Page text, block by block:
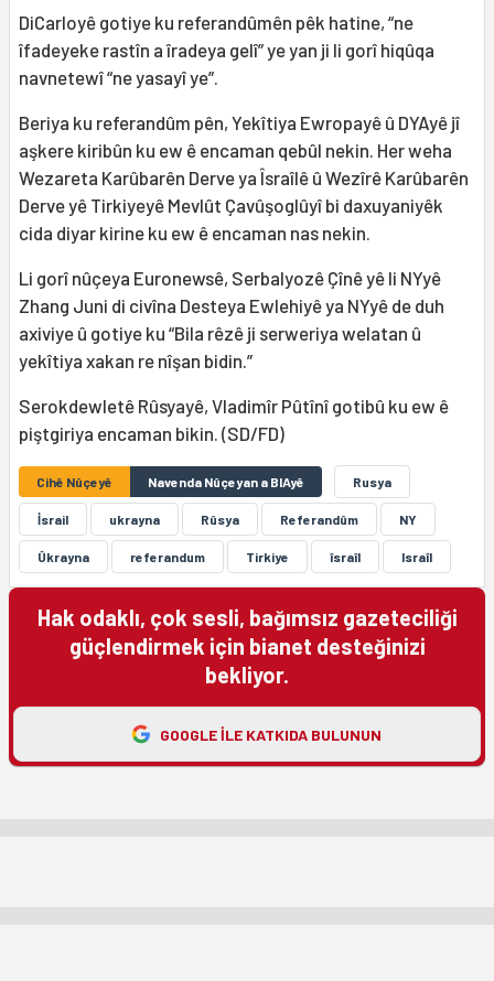
DiCarloyê gotiye ku referandûmên pêk hatine, “ne
îfadeyeke rastîn a îradeya gelî” ye yan ji li gorî hiqûqa
navnetewî “ne yasayî ye”.
Beriya ku referandûm pên, Yekîtiya Ewropayê û DYAyê jî
aşkere kiribûn ku ew ê encaman qebûl nekin. Her weha
Wezareta Karûbarên Derve ya Îsraîlê û Wezîrê Karûbarên
Derve yê Tirkiyeyê Mevlût Çavûşoglûyî bi daxuyaniyêk
cida diyar kirine ku ew ê encaman nas nekin.
Li gorî nûçeya Euronewsê, Serbalyozê Çînê yê li NYyê
Zhang Juni di civîna Desteya Ewlehiyê ya NYyê de duh
axiviye û gotiye ku “Bila rêzê ji serweriya welatan û
yekîtiya xakan re nîşan bidin.”
Serokdewletê Rûsyayê, Vladimîr Pûtînî gotibû ku ew ê
piştgiriya encaman bikin. (SD/FD)
Cihê Nûçeyê Navenda Nûçeyan a BIAyê Rusya
İsrail ukrayna Rûsya Referandûm NY
Ûkrayna referandum Tirkiye îsraîl Israîl
Hak odaklı, çok sesli, bağımsız gazeteciliği
güçlendirmek için bianet desteğinizi
bekliyor.
GOOGLE ILE KATKIDA BULUNUN